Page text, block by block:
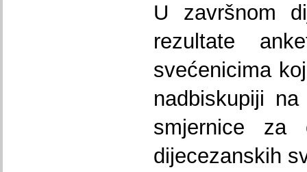
U završnom
rezultate
svećenicima
nadbiskupiji
smjernice za
dijecezanskih